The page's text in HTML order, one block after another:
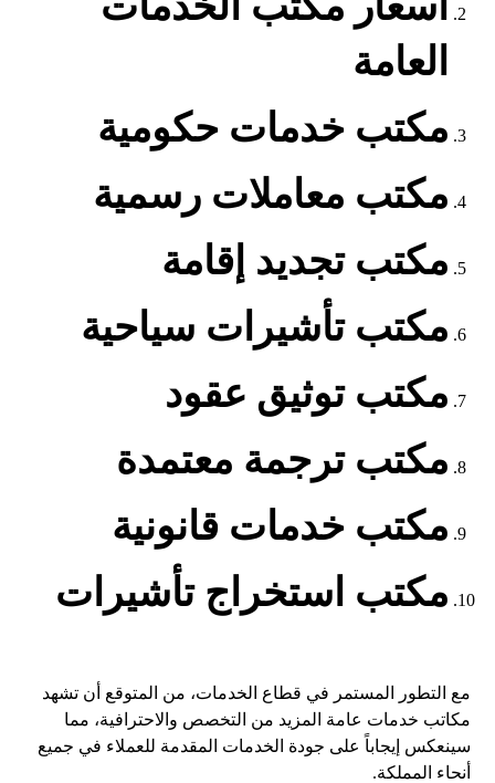
العامة
مكتب خدمات حكومية
مكتب معاملات رسمية
مكتب تجديد إقامة
مكتب تأشيرات سياحية
مكتب توثيق عقود
مكتب ترجمة معتمدة
مكتب خدمات قانونية
مكتب استخراج تأشيرات
مع التطور المستمر في قطاع الخدمات، من المتوقع أن تشهد
مكاتب خدمات عامة المزيد من التخصص والاحترافية، مما
سينعكس إيجاباً على جودة الخدمات المقدمة للعملاء في جميع
أنحاء المملكة.